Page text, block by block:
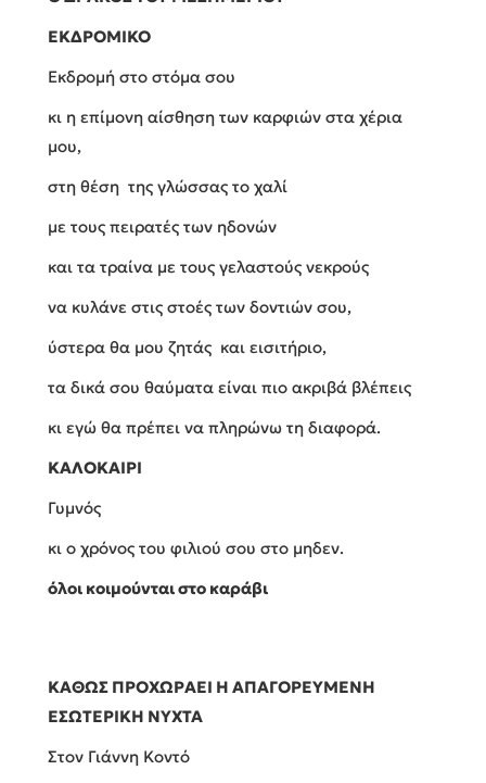
ΕΚΔΡΟΜΙΚΟ
Εκδρομή στο στόμα σου
κι η επίμονη αίσθηση των καρφιών στα χέρια
μου,
στη θέση της γλώσσας το χαλί
με τους πειρατές των ηδονών
και τα τραίνα με τους γελαστούς νεκρούς
να κυλάνε στις στοές των δοντιών σου,
ύστερα θα μου ζητάς και εισιτήριο,
τα δικά σου θαύματα είναι πιο ακριβά βλέπεις
κι εγώ θα πρέπει να πληρώνω τη διαφορά.
ΚΑΛΟΚΑΙΡΙ
Γυμνός
κι ο χρόνος του φιλιού σου στο μηδεν.
όλοι κοιμούνται στο καράβι
ΚΑΘΩΣ ΠΡΟΧΩΡΑΕΙ Η ΑΠΑΓΟΡΕΥΜΕΝΗ
ΕΣΩΤΕΡΙΚΗ ΝΥΧΤΑ
Στον Γιάννη Κοντό